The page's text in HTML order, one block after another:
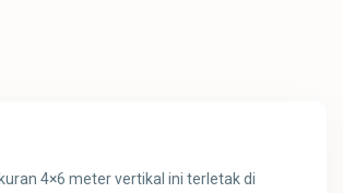
4×6 meter vertikal ini terletak di